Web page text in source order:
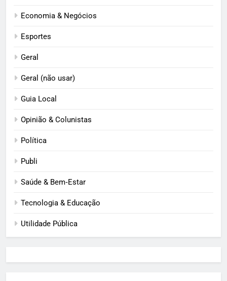
Economia & Negócios
Esportes
Geral
Geral (não usar)
Guia Local
Opinião & Colunistas
Política
Publi
Saúde & Bem‑Estar
Tecnologia & Educação
Utilidade Pública